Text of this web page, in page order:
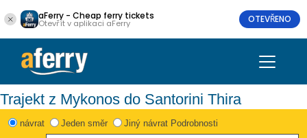
aFerry - Cheap ferry tickets
Otevřít v aplikaci aFerry OTEVŘENO
Trajekt z Mykonos do Santorini Thira
návrat Jeden směr Jiný návrat Podrobnosti